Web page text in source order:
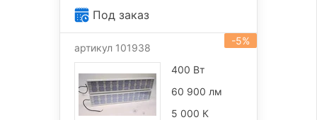
Под заказ
-5%
артикул 101938
400 Вт
60 900 лм
5 000 К